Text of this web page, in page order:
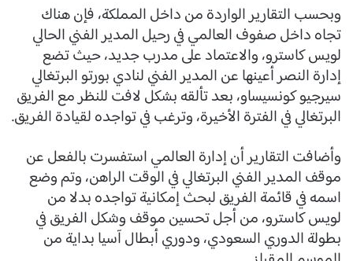
وبحسب التقارير الواردة من داخل المملكة، فإن هناك
تجاه داخل صفوف العالمي في رحيل المدير الفني الحالي
لويس كاسترو، والاعتماد على مدرب جديد، حيث تضع
إدارة النصر أعينها عن المدير الفني لنادي بورتو البرتغالي
سيرجيو كونسيساو، بعد تألقه بشكل لافت للنظر مع الفريق
البرتغالي في الفترة الأخيرة، وترغب في تواجده لقيادة الفريق.
وأضافت التقارير أن إدارة العالمي استفسرت بالفعل عن
موقف المدير الفني البرتغالي في الوقت الراهن، وتم وضع
اسمه في قائمة الفريق لبحث إمكانية تواجده بدلا من
لويس كاسترو، من أجل تحسين موقف وشكل الفريق في
بطولة الدوري السعودي، ودوري أبطال آسيا بداية من